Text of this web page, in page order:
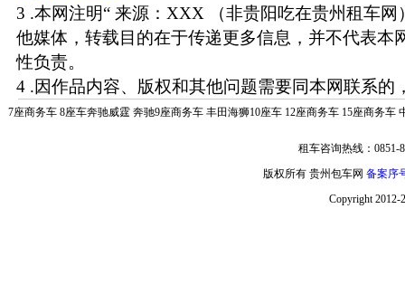
3 .本网注明“ 来源：XXX （非贵阳吃在贵州租车网
他媒体，转载目的在于传递更多信息，并不代表本
性负责。
4 .因作品内容、版权和其他问题需要同本网联系的
7座商务车 8座车奔驰威霆 奔驰9座商务车 丰田海狮10座车 12座商务车 15座商务车
租车咨询热线：0851-
版权所有 贵州包车网 备案序
Copyright 2012-